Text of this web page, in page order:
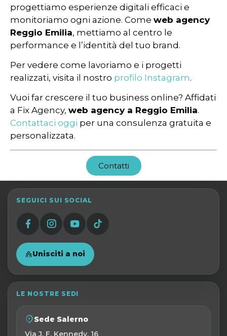
progettiamo esperienze digitali efficaci e
monitoriamo ogni azione. Come web agency
Reggio Emilia, mettiamo al centro le
performance e l’identità del tuo brand.
Per vedere come lavoriamo e i progetti
realizzati, visita il nostro profilo Instagram.
Vuoi far crescere il tuo business online? Affidati
a Fix Agency, web agency a Reggio Emilia.
Contattaci oggi per una consulenza gratuita e
personalizzata.
Contatti
SEGUICI SUI SOCIAL
Unisciti a noi
LE NOSTRE SEDI
Sede Salerno
Via J. F. Kennedy, 16